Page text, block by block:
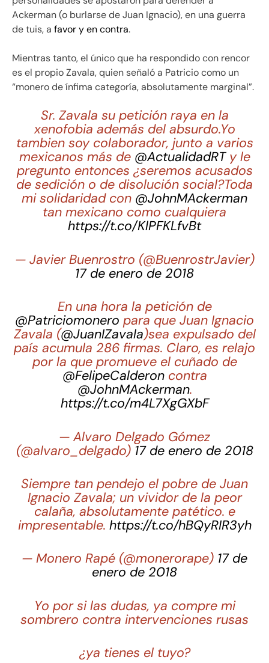
Ackerman (o burlarse de Juan Ignacio), en una guerra
de tuis, a favor y en contra.
Mientras tanto, el único que ha respondido con rencor
es el propio Zavala, quien señaló a Patricio como un
“monero de ínfima categoría, absolutamente marginal”.
Sr. Zavala su petición raya en la
xenofobia además del absurdo.Yo
tambien soy colaborador, junto a varios
mexicanos más de @ActualidadRTy le
pregunto entonces ¿seremos acusados
de sedición o de disolución social?Toda
mi solidaridad con @JohnMAckerman
tan mexicano como cualquiera
https://t.co/KlPFKLfvBt
— Javier Buenrostro (@BuenrostrJavier)
17 de enero de 2018
En una hora la petición de
@Patriciomonero para que Juan Ignacio
Zavala (@JuanIZavala)sea expulsado del
país acumula 286 firmas. Claro, es relajo
por la que promueve el cuñado de
@FelipeCalderoncontra
@JohnMAckerman.
https://t.co/m4L7XgGXbF
— Alvaro Delgado Gómez
(@alvaro_delgado) 17 de enero de 2018
Siempre tan pendejo el pobre de Juan
Ignacio Zavala; un vividor de la peor
calaña, absolutamente patético. e
impresentable. https://t.co/hBQyRIR3yh
— Monero Rapé (@monerorape) 17 de
enero de 2018
Yo por si las dudas, ya compre mi
sombrero contra intervenciones rusas
¿ya tienes el tuyo?